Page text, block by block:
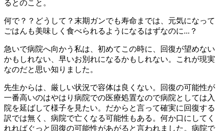
るとのこと。
何で？？どうして？末期ガンでも寿命までは、元気になって
ごはんも美味しく食べられるようになるはずなのに...？
急いで病院へ向かう私は、初めてこの時に、回復が望めない
かもしれない、早いお別れになるかもしれない。これが現実
なのだと思い知りました。
先生からは、厳しい状況で容体は良くない。回復の可能性が
一番高いのはやはり病院での医療処置なので病院としては入
院を延ばして様子を見たい。だからと言って確実に回復する
訳では無く、病院で亡くなる可能性もある。何か口にしてく
れればぐっと回復の可能性があがると言われました。病院で